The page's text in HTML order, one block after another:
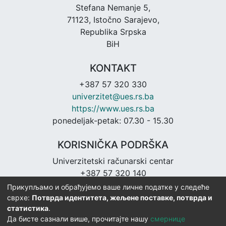
Stefana Nemanje 5,
71123, Istočno Sarajevo,
Republika Srpska
BiH
KONTAKT
+387 57 320 330
univerzitet@ues.rs.ba
https://www.ues.rs.ba
ponedeljak-petak: 07.30 - 15.30
KORISNIČKA PODRŠKA
Univerzitetski računarski centar
+387 57 320 140
urc@ues.rs.ba
https://urc.ues.rs.ba
Прикупљамо и обрађујемо ваше личне податке у следеће
сврхе: Потврда идентитета, жељене поставке, потврда и
статистика.
Да бисте сазнали више, прочитајте нашу смернице